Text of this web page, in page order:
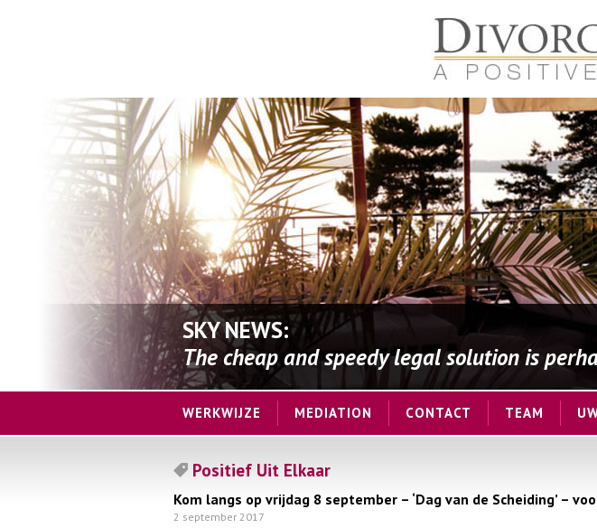
SKY NEWS:
The cheap and speedy legal solution is
WERKWIJZE MEDIATION CONTACT TEAM
Positief Uit Elkaar
Kom langs op vrijdag 8 september – ‘Dag van de Scheiding’ –
2 september 2017